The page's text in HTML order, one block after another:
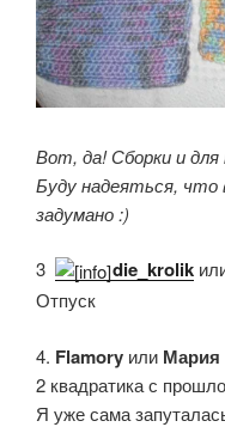
Вот, да! Сборки и
Буду надеяться, что
задумано :)
3. die_krolik
Отпуск
4. Flamory или Мария
2 квадратика с
Я уже сама